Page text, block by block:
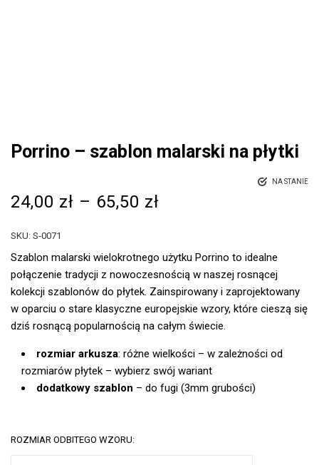
Porrino – szablon malarski na płytki
NA STANIE
24,00 zł – 65,50 zł
SKU: S-0071
Szablon malarski wielokrotnego użytku Porrino to idealne
połączenie tradycji z nowoczesnością w naszej rosnącej
kolekcji szablonów do płytek. Zainspirowany i zaprojektowany
w oparciu o stare klasyczne europejskie wzory, które cieszą się
dziś rosnącą popularnością na całym świecie.
rozmiar arkusza: różne wielkości – w zależności od
rozmiarów płytek – wybierz swój wariant
dodatkowy szablon – do fugi (3mm grubości)
ROZMIAR ODBITEGO WZORU: